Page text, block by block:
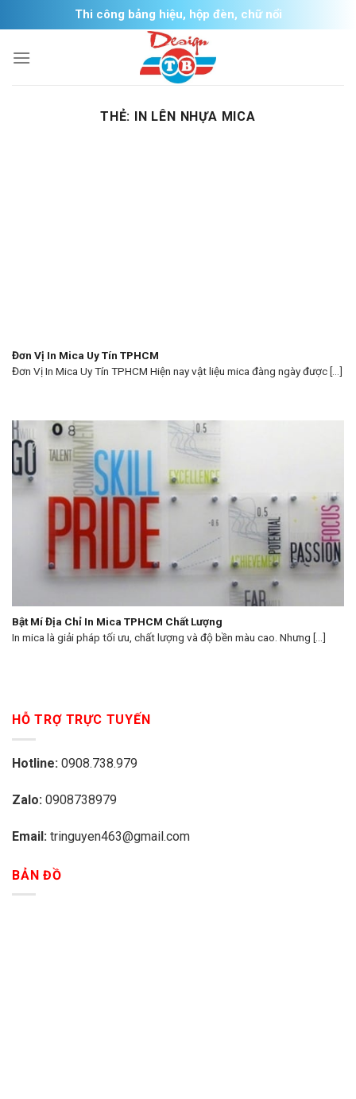
to
content
Thi công bảng hiệu, hộp đèn, chữ nổi
THẺ: IN LÊN NHỰA MICA
Đơn Vị In Mica Uy Tín TPHCM
Đơn Vị In Mica Uy Tín TPHCM Hiện nay vật liệu mica đàng ngày được [...]
Bật Mí Địa Chỉ In Mica TPHCM Chất Lượng
In mica là giải pháp tối ưu, chất lượng và độ bền màu cao. Nhưng [...]
HỖ TRỢ TRỰC TUYẾN
Hotline: 0908.738.979
Zalo: 0908738979
Email: tringuyen463@gmail.com
BẢN ĐỒ